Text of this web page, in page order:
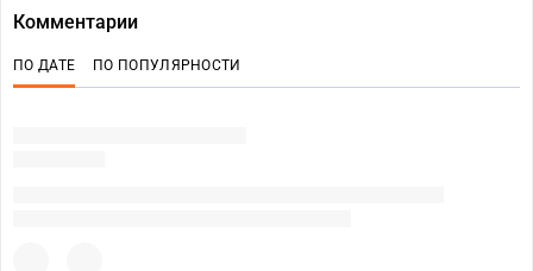
Комментарии
ПО ДАТЕ ПО ПОПУЛЯРНОСТИ